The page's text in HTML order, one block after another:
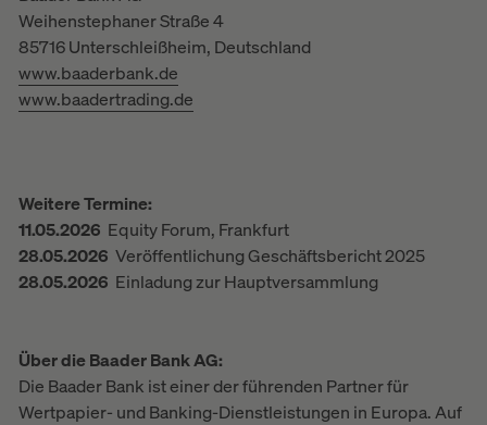
Weihenstephaner Straße 4
85716 Unterschleißheim, Deutschland
www.baaderbank.de
www.baadertrading.de
Weitere Termine:
11.05.2026 Equity Forum, Frankfurt
28.05.2026 Veröffentlichung Geschäftsbericht 2025
28.05.2026 Einladung zur Hauptversammlung
Über die Baader Bank AG:
Die Baader Bank ist einer der führenden Partner für
Wertpapier- und Banking-Dienstleistungen in Europa. Auf